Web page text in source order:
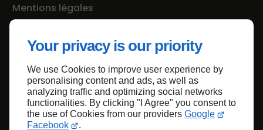
Your privacy is our priority
We use Cookies to improve user experience by
personalising content and ads, as well as
analyzing traffic and optimizing social networks
functionalities. By clicking "I Agree" you consent to
the use of Cookies from our providers Google
Facebook
.
Mentions légales
Haut de page